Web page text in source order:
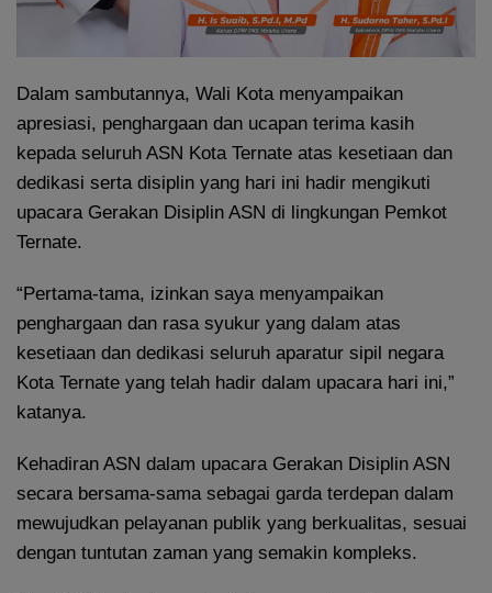
Dalam sambutannya, Wali Kota menyampaikan
apresiasi, penghargaan dan ucapan terima kasih
kepada seluruh ASN Kota Ternate atas kesetiaan dan
dedikasi serta disiplin yang hari ini hadir mengikuti
upacara Gerakan Disiplin ASN di lingkungan Pemkot
Ternate.
“Pertama-tama, izinkan saya menyampaikan
penghargaan dan rasa syukur yang dalam atas
kesetiaan dan dedikasi seluruh aparatur sipil negara
Kota Ternate yang telah hadir dalam upacara hari ini,”
katanya.
Kehadiran ASN dalam upacara Gerakan Disiplin ASN
secara bersama-sama sebagai garda terdepan dalam
mewujudkan pelayanan publik yang berkualitas, sesuai
dengan tuntutan zaman yang semakin kompleks.